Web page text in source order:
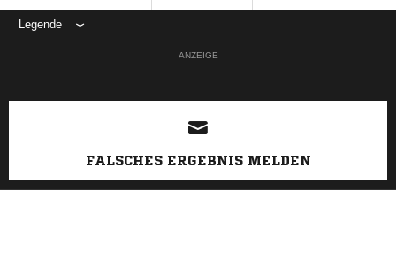
Legende
ANZEIGE
FALSCHES ERGEBNIS MELDEN